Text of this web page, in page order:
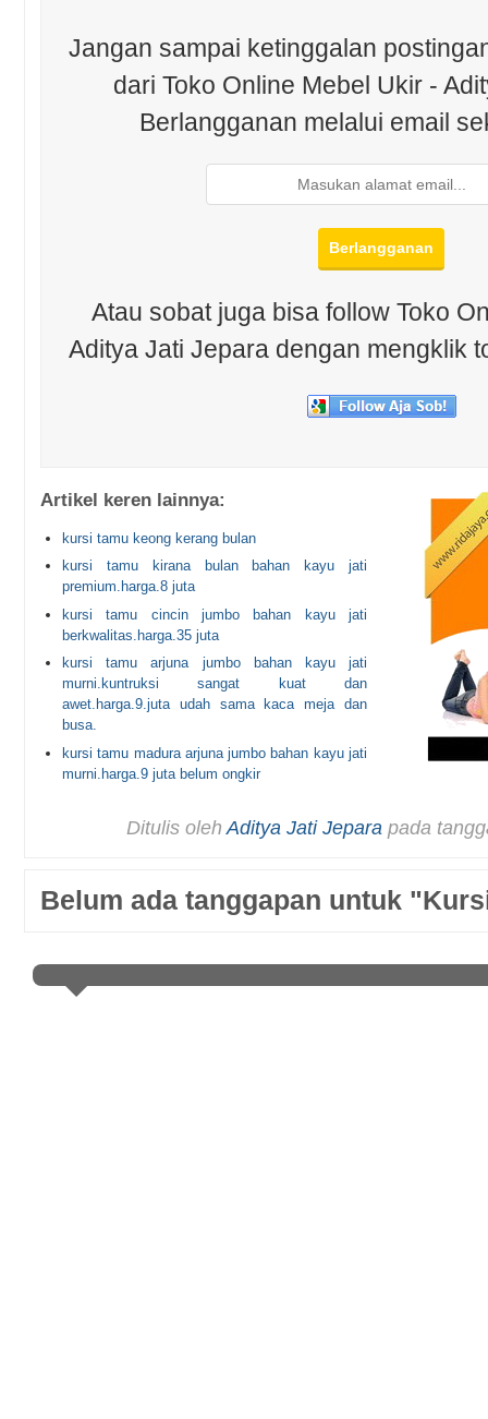
Jangan sampai ketinggalan
dari Toko Online Mebel Ukir -
Berlangganan melalui email
Atau sobat juga bisa follow Toko
Aditya Jati Jepara dengan mengklik
Artikel keren lainnya:
kursi tamu keong kerang bulan
kursi tamu kirana bulan bahan kayu jati
premium.harga.8 juta
kursi tamu cincin jumbo bahan kayu jati
berkwalitas.harga.35 juta
kursi tamu arjuna jumbo bahan kayu jati
murni.kuntruksi sangat kuat dan
awet.harga.9.juta udah sama kaca meja dan
busa.
kursi tamu madura arjuna jumbo bahan kayu jati
murni.harga.9 juta belum ongkir
Ditulis oleh Aditya Jati Jepara pada
Belum ada tanggapan untuk